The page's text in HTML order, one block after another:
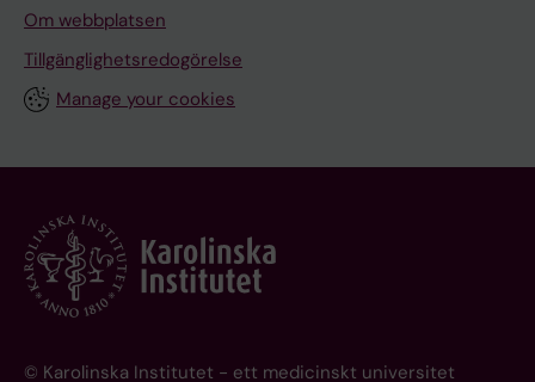
Om webbplatsen
Tillgänglighetsredogörelse
Manage your cookies
© Karolinska Institutet - ett medicinskt universitet